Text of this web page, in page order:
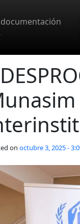
on octubre 3, 2025 -